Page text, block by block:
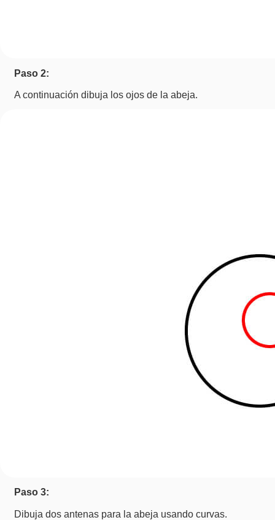
Paso 2:
A continuación dibuja los ojos de la abeja.
Paso 3:
Dibuja dos antenas para la abeja usando curvas.